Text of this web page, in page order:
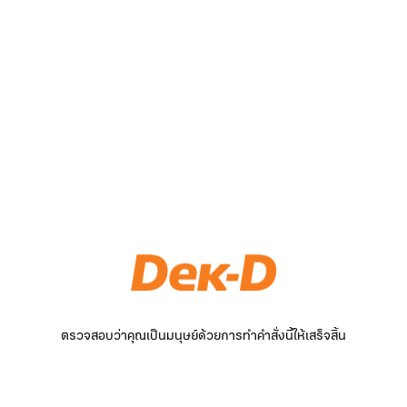
ตรวจสอบว่าคุณเป็นมนุษย์ด้วยการทำคำสั่งนี้ให้เสร็จสิ้น